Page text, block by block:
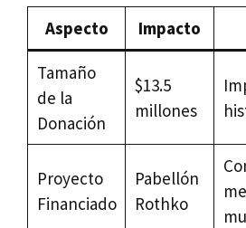
Aspecto Impacto
Tamaño
de la
Donación
$13.5
millones
Proyecto
Financiado
Pabellón
Rothko